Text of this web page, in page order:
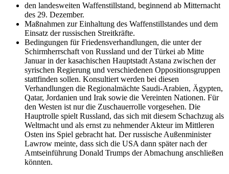
den landesweiten Waffenstillstand, beginnend ab Mitternacht
des 29. Dezember.
Maßnahmen zur Einhaltung des Waffenstillstandes und dem
Einsatz der russischen Streitkräfte.
Bedingungen für Friedensverhandlungen, die unter der
Schirmherrschaft von Russland und der Türkei ab Mitte
Januar in der kasachischen Hauptstadt Astana zwischen der
syrischen Regierung und verschiedenen Oppositionsgruppen
stattfinden sollen. Konsultiert werden bei diesen
Verhandlungen die Regionalmächte Saudi-Arabien, Ägypten,
Qatar, Jordanien und Irak sowie die Vereinten Nationen. Für
den Westen ist nur die Zuschauerrolle vorgesehen. Die
Hauptrolle spielt Russland, das sich mit diesem Schachzug als
Weltmacht und als ernst zu nehmender Akteur im Mittleren
Osten ins Spiel gebracht hat. Der russische Außenminister
Lawrow meinte, dass sich die USA dann später nach der
Amtseinführung Donald Trumps der Abmachung anschließen
könnten.